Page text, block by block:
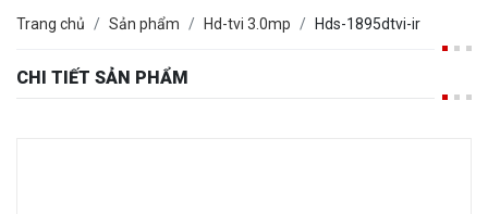
CHI TIẾT SẢN PHẨM